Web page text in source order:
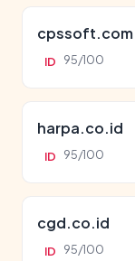
cpssoft.com
ID 95/100
harpa.co.id
ID 95/100
cgd.co.id
ID 95/100